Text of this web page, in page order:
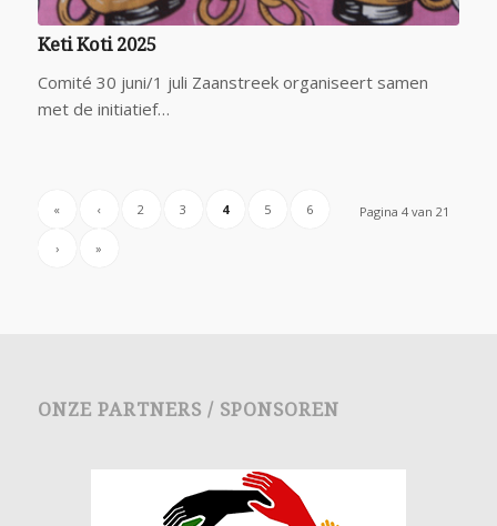
Keti Koti 2025
Comité 30 juni/1 juli Zaanstreek organiseert samen
met de initiatief…
Pagina 4 van 21
« ‹ 2 3 4 5 6
› »
ONZE PARTNERS / SPONSOREN